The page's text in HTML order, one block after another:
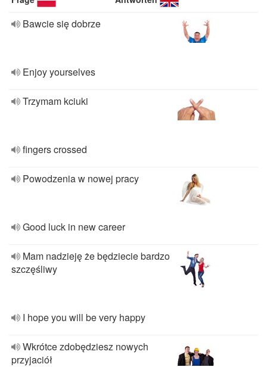
Bawcie się dobrze
Enjoy yourselves
Trzymam kciuki
fingers crossed
Powodzenia w nowej pracy
Good luck in new career
Mam nadzieję że będziecie bardzo
szczęśliwy
I hope you will be very happy
Wkrótce zdobędziesz nowych
przyjaciół